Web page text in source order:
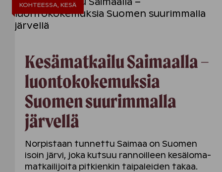
KOHTEESSA, KESÄ
Kesämatkailu Saimaalla –
luontokokemuksia
Suomen suurimmalla
järvellä
Norpistaan tunnettu Saimaa on Suomen
isoin järvi, joka kutsuu rannoilleen kesäloma­
matkailijoita pitkienkin taipaleiden takaa.